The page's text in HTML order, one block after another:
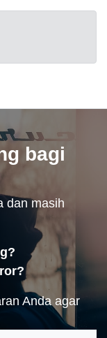
bagi
dan masih
Anda agar